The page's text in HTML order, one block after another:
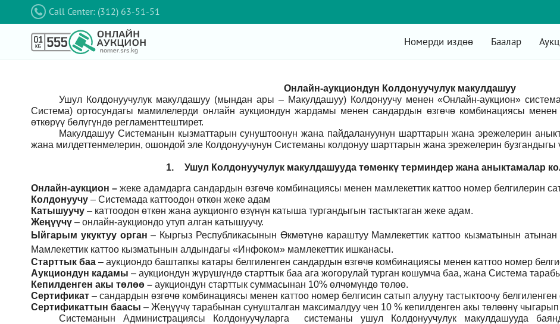
Call Center: (312) 63-51-51
Номерди издөө Баалар
Онлайн-аукциондун Колдонуучулук макулдашуу
Ушул Колдонуучулук макулдашуу (мындан ары – Макулдашуу) Колдонуучу менен «Онлайн-аукцион»
Система) ортосундагы мамилелерди онлайн аукциондун жардамы менен сандардын өзгөчө комбинациясы менен
өткөрүү бөлүгүндө регламенттештирет.
Макулдашуу Системанын кызматтарын сунуштоонун жана пайдалануунун шарттарын жана эрежелерин
жана милдеттенмелерин, ошондой эле Колдонуучунун Системаны колдонуу шарттарын жана эрежелерин бузгандыгы
1. Ушул Колдонуучулук макулдашууда төмөнкү терминдер жана аныктамалар
Онлайн-аукцион – жеке адамдарга сандардын өзгөчө комбинациясы менен мамлекеттик каттоо номер белгилерин
Колдонуучу – Системада каттоодон өткөн жеке адам
Катышуучу – каттоодон өткөн жана аукционго өзүнүн катыша тургандыгын тастыктаган жеке адам.
Жеңүүчү – онлайн-аукциондо утуп алган катышуучу.
Ыйгарым укуктуу орган – Кыргыз Республикасынын Өкмөтүнө караштуу Мамлекеттик каттоо кызматынын
Мамлекеттик каттоо кызматынын алдындагы «Инфоком» мамлекеттик ишканасы.
Старттык баа – аукциондо баштапкы катары белгиленген сандардын өзгөчө комбинациясы менен каттоо номер
Аукциондун кадамы – аукциондун жүрүшүндө старттык баа ага жогорулай турган кошумча баа, жана Система
Кепилденген акы төлөө – аукциондун старттык суммасынан 10% өлчөмүндө төлөө.
Сертификат – сандардын өзгөчө комбинациясы менен каттоо номер белгисин сатып алууну тастыктоочу
Сертификаттын баасы – Жеңүүчү тарабынан сунушталган максималдуу чен 10 % кепилденген акы төлөөнү
СистеманынАдминистрациясы Колдонуучуларга системаны ушул Колдонуучулук макулдашууда